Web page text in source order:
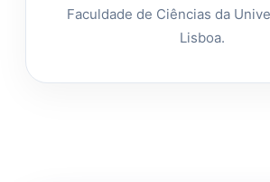
Faculdade de Ciências da
Lisboa.